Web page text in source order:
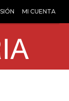
MI CUENTA